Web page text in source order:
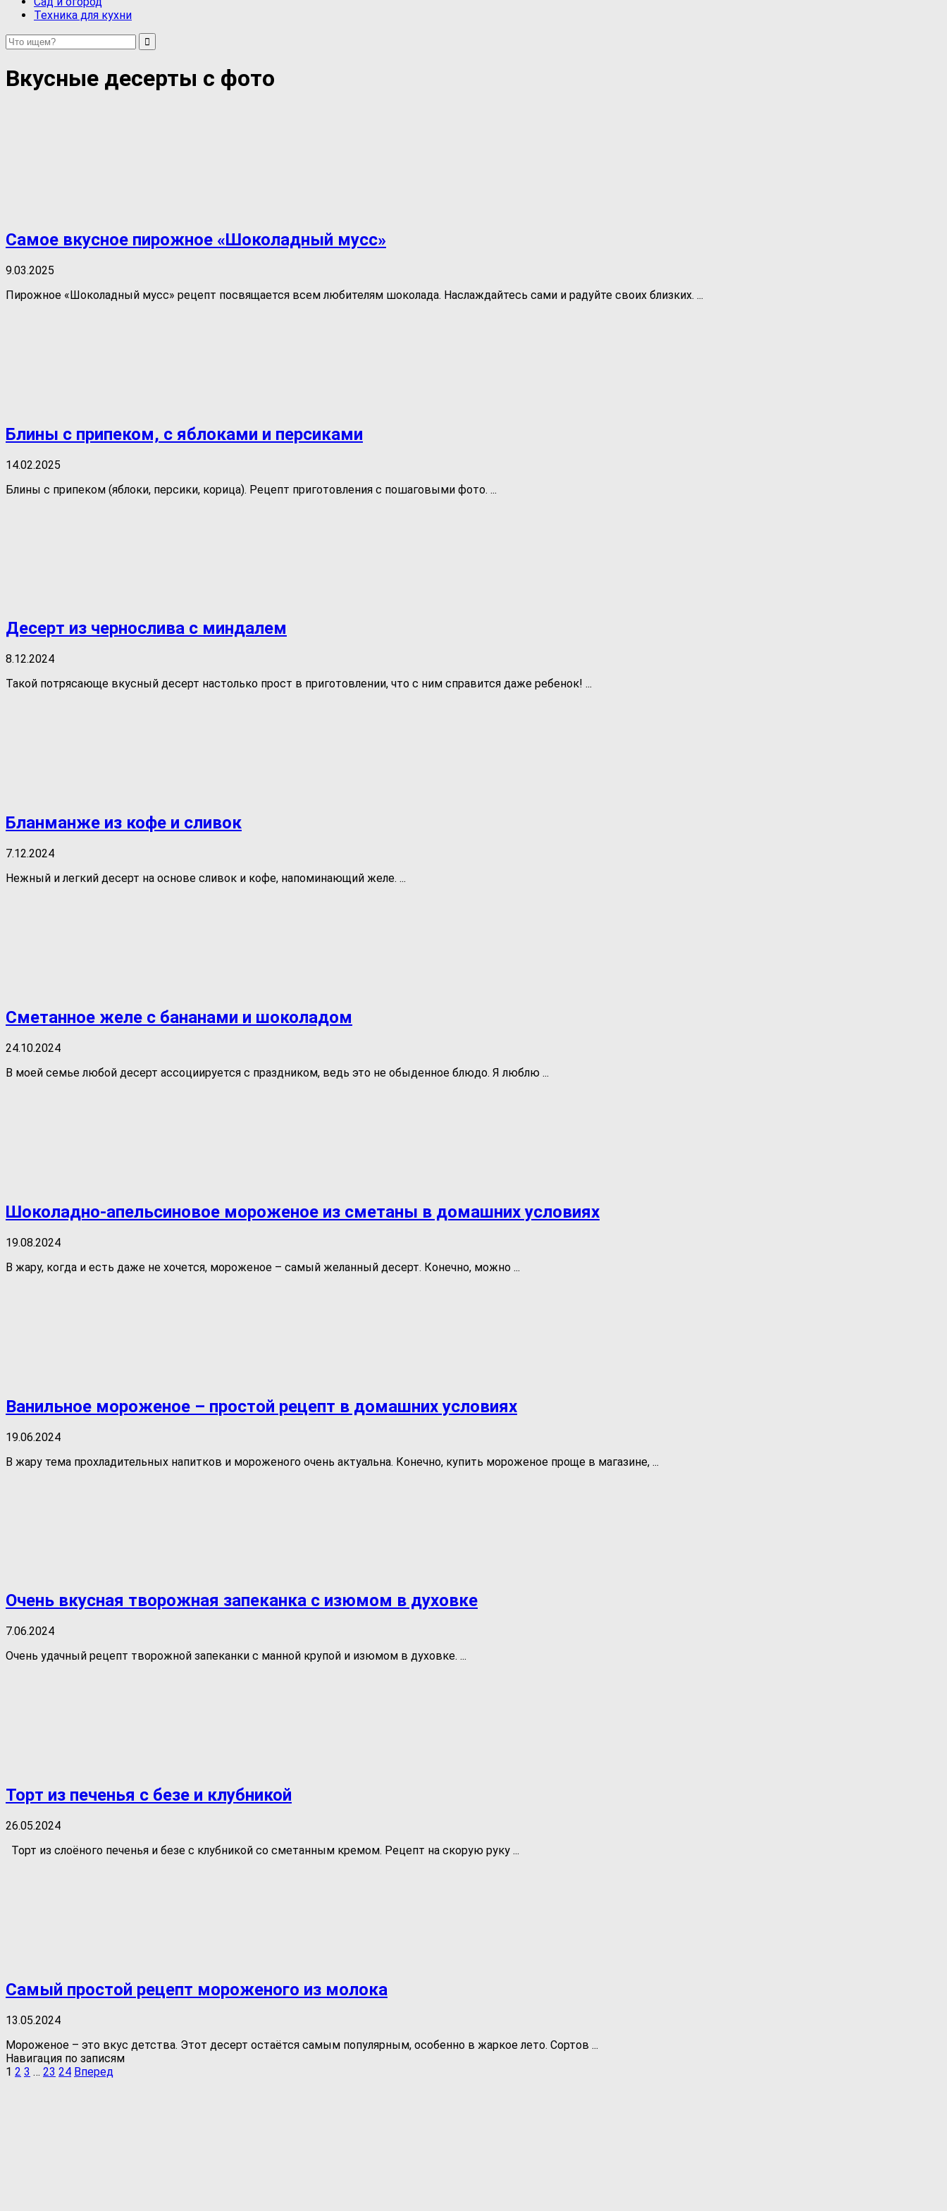
Техника для кухни
Вкусные десерты с фото
Самое вкусное пирожное «Шоколадный мусс»
9.03.2025
Пирожное «Шоколадный мусс» рецепт посвящается всем любителям шоколада. Наслаждайтесь сами и радуйте своих близких. ...
Блины с припеком, с яблоками и персиками
14.02.2025
Блины с припеком (яблоки, персики, корица). Рецепт приготовления с пошаговыми фото. ...
Десерт из чернослива с миндалем
8.12.2024
Такой потрясающе вкусный десерт настолько прост в приготовлении, что с ним справится даже ребенок! ...
Бланманже из кофе и сливок
7.12.2024
Нежный и легкий десерт на основе сливок и кофе, напоминающий желе. ...
Сметанное желе с бананами и шоколадом
24.10.2024
В моей семье любой десерт ассоциируется с праздником, ведь это не обыденное блюдо. Я люблю ...
Шоколадно-апельсиновое мороженое из сметаны в домашних условиях
19.08.2024
В жару, когда и есть даже не хочется, мороженое – самый желанный десерт. Конечно, можно ...
Ванильное мороженое – простой рецепт в домашних условиях
19.06.2024
В жару тема прохладительных напитков и мороженого очень актуальна. Конечно, купить мороженое проще в магазине, ...
Очень вкусная творожная запеканка с изюмом в духовке
7.06.2024
Очень удачный рецепт творожной запеканки с манной крупой и изюмом в духовке. ...
Торт из печенья с безе и клубникой
26.05.2024
Торт из слоёного печенья и безе с клубникой со сметанным кремом. Рецепт на скорую руку ...
Самый простой рецепт мороженого из молока
13.05.2024
Мороженое – это вкус детства. Этот десерт остаётся самым популярным, особенно в жаркое лето. Сортов ...
Навигация по записям
1 2 3 … 23 24 Вперед